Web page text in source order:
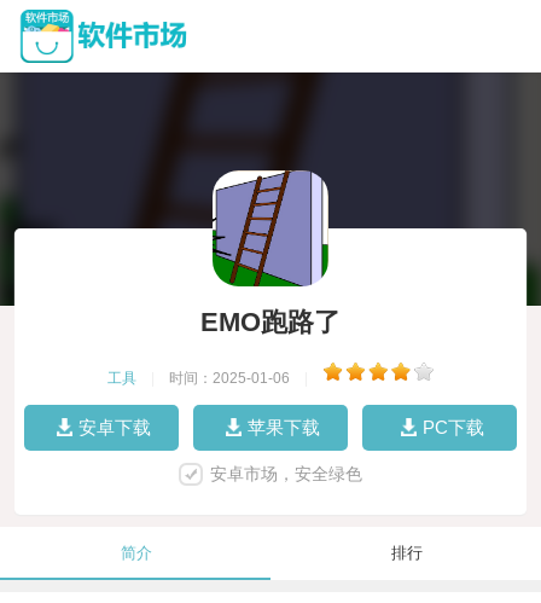
EMO跑路了
工具 时间：2025-01-06
安卓下载 苹果下载 PC下载
安卓市场，安全绿色
简介 排行